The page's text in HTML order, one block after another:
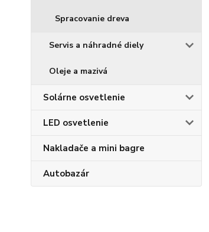
Spracovanie dreva
Servis a náhradné diely
Oleje a mazivá
Solárne osvetlenie
LED osvetlenie
Nakladače a mini bagre
Autobazár